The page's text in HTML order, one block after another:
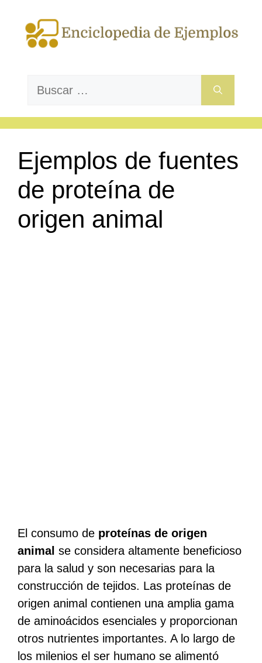
contenido
Buscar:
Ejemplos de fuentes
de proteína de
origen animal
El consumo de proteínas de origen
animal se considera altamente beneficioso
para la salud y son necesarias para la
construcción de tejidos. Las proteínas de
origen animal contienen una amplia gama
de aminoácidos esenciales y proporcionan
otros nutrientes importantes. A lo largo de
los milenios el ser humano se alimentó